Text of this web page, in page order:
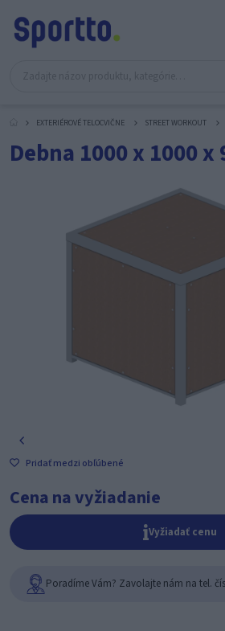
EXTERIÉROVÉ TELOCVIČNE STREET WORKOUT
Debna 1000 x 1000 x
Pridať medzi obľúbené
Cena na vyžiadanie
Vyžiadať cenu
Poradíme Vám? Zavolajte nám na tel.